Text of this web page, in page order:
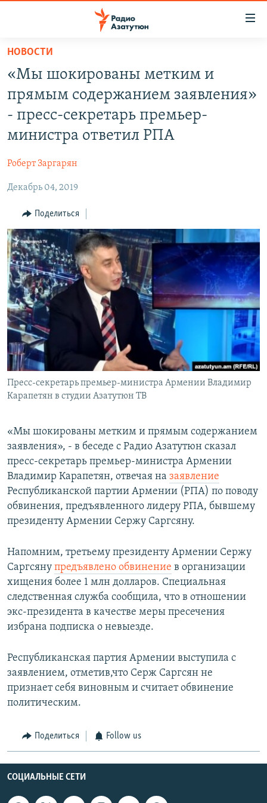
Перейти
основному
содержанию
Перейти
основной
Перейти
ПОЛИТИКА
РЕГИОН
НАГОРНЫЙ КАРАБАХ
КУЛЬТУРА
СПОРТ
АРХИВ
Հայերեն
English
Русский
Все сайты Радио Азатутюн
НОВОСТИ
«Мы шокированы метким и
прямым содержанием заявления»
- пресс-секретарь премьер-
министра ответил РПА
Роберт Заргарян
Декабрь 04, 2019
Поделиться
Пресс-секретарь премьер-министра Армении Владимир
Карапетян в студии Азатутюн ТВ
«Мы шокированы метким и прямым содержанием
заявления», - в беседе с Радио Азатутюн сказал
пресс-секретарь премьер-министра Армении
Владимир Карапетян, отвечая на заявление
Республиканской партии Армении (РПА) по поводу
обвинения, предъявленного лидеру РПА, бывшему
президенту Армении Сержу Саргсяну.
Напомним, третьему президенту Армении Сержу
Саргсяну предъявлено обвинение в организации
хищения более 1 млн долларов. Специальная
следственная служба сообщила, что в отношении
экс-президента в качестве меры пресечения
избрана подписка о невыезде.
Республиканская партия Армении выступила с
заявлением, отметив,что Серж Саргсян не
признает себя виновным и считает обвинение
политическим.
Поделиться Follow us
СОЦИАЛЬНЫЕ СЕТИ